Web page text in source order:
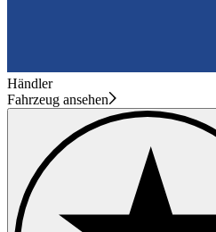
Händler
Fahrzeug ansehen